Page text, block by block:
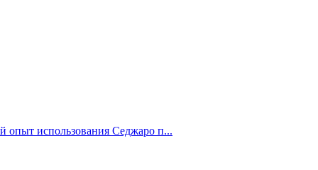
опыт использования Седжаро п...